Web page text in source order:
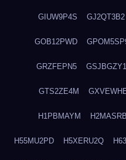
GIUW9P4S GJ2QT3B2
GOB12PWD
GRZFEPN5 GSJBGZY1
GTS2ZE4M
H1PBMAYM
H55MU2PD H5XERU2Q